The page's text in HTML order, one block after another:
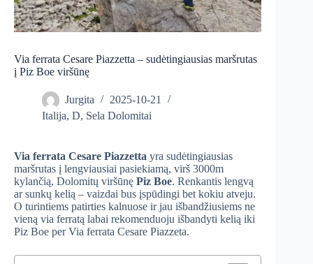
Via ferrata Cesare Piazzetta – sudėtingiausias maršrutas
į Piz Boe viršūnę
Jurgita
2025-10-21
Italija, D, Sela Dolomitai
Via ferrata Cesare Piazzetta yra sudėtingiausias
maršrutas į lengviausiai pasiekiamą, virš 3000m
kylančią, Dolomitų viršūnę Piz Boe. Renkantis lengvą
ar sunkų kelią – vaizdai bus įspūdingi bet kokiu atveju.
O turintiems patirties kalnuose ir jau išbandžiusiems ne
vieną via ferratą labai rekomenduoju išbandyti kelią iki
Piz Boe per Via ferrata Cesare Piazzeta.